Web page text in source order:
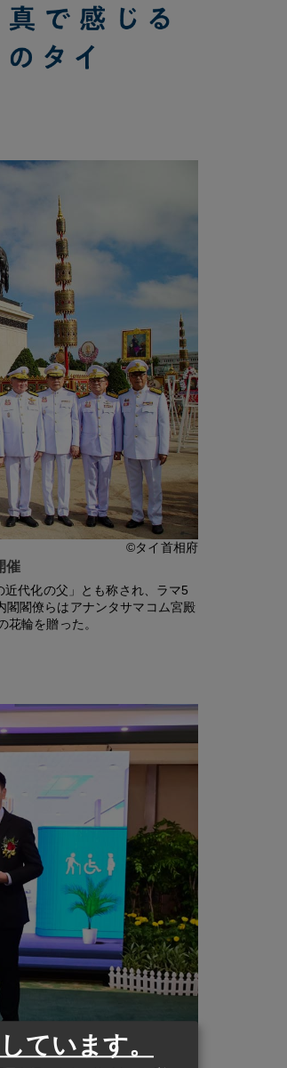
©タイ首相府
催
代化の父」とも称され、ラマ5
閣閣僚らはアナンタサマコム宮殿
輪を贈った。
ています。